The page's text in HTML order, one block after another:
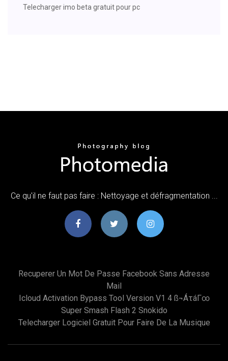
Telecharger imo beta gratuit pour pc
Ce qu'il ne faut pas faire : Nettoyage et défragmentation ...
Recuperer Un Mot De Passe Facebook Sans Adresse
Mail
Icloud Activation Bypass Tool Version V1 4 SS¬áτáΓ∞
Super Smash Flash 2 Snokido
Telecharger Logiciel Gratuit Pour Faire De La Musique